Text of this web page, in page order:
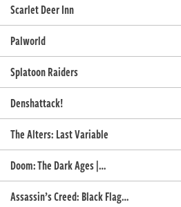
Scarlet Deer Inn
Palworld
Splatoon Raiders
Denshattack!
The Alters: Last Variable
Doom: The Dark Ages |…
Assassin’s Creed: Black Flag…